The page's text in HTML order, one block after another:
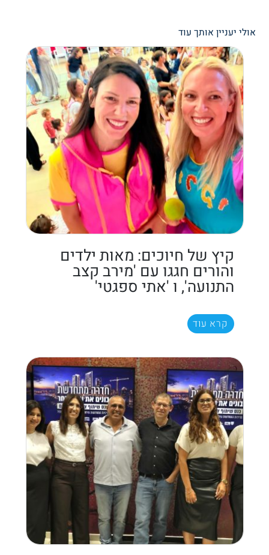
אולי יעניין אותך עוד
קיץ של חיוכים: מאות ילדים
והורים חגגו עם 'מירב קצב
התנועה', ו 'אתי ספגטי'
קרא עוד